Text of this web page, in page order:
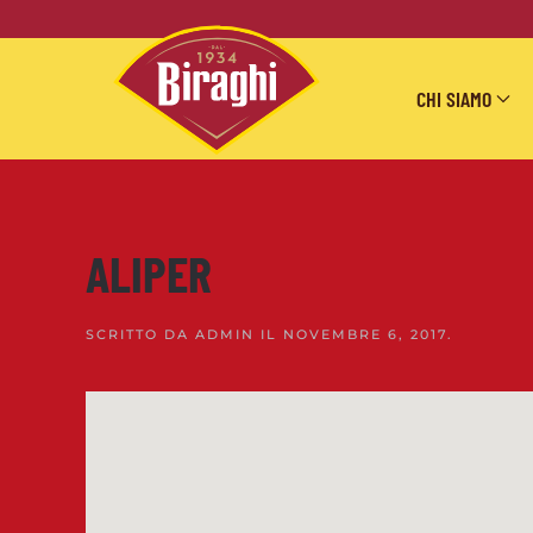
Skip to main content
CHI SIAMO
ALIPER
SCRITTO DA ADMIN IL NOVEMBRE 6, 2017.